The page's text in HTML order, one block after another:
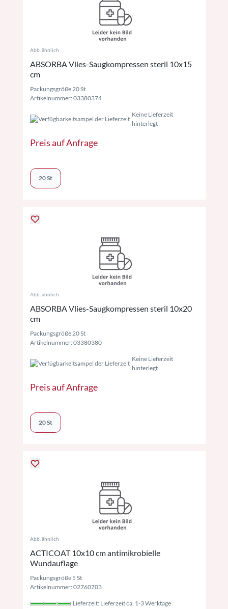
Abb. ähnlich
ABSORBA Vlies-Saugkompressen steril 10x15
cm
Packungsgröße 20 St
Artikelnummer: 03380374
Keine Lieferzeit
hinterlegt
Preis auf Anfrage
20 St
Abb. ähnlich
ABSORBA Vlies-Saugkompressen steril 10x20
cm
Packungsgröße 20 St
Artikelnummer: 03380380
Keine Lieferzeit
hinterlegt
Preis auf Anfrage
20 St
Abb. ähnlich
ACTICOAT 10x10 cm antimikrobielle
Wundauflage
Packungsgröße 5 St
Artikelnummer: 02760703
Lieferzeit: Lieferzeit ca. 1-3 Werktage